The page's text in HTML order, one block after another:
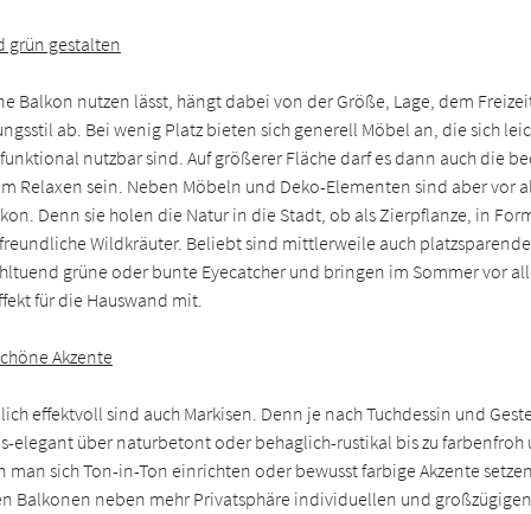
grün gestalten
Balkon nutzen lässt, hängt dabei von der Größe, Lage, dem
ab. Bei wenig Platz bieten sich generell Möbel an, die sich
nutzbar sind. Auf größerer Fläche darf es dann auch die
Relaxen sein. Neben Möbeln und Deko-Elementen sind aber vor
Denn sie holen die Natur in die Stadt, ob als Zierpflanze, in
Wildkräuter. Beliebt sind mittlerweile auch
grüne oder bunte Eyecatcher und bringen im Sommer vor
für die Hauswand mit.
Akzente
effektvoll sind auch Markisen. Denn je nach Tuchdessin und
elegant über naturbetont oder behaglich-rustikal bis zu
man sich Ton-in-Ton einrichten oder bewusst farbige Akzente
Balkonen neben mehr Privatsphäre individuellen und